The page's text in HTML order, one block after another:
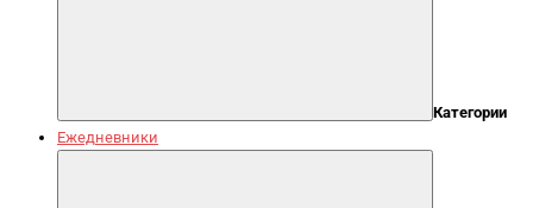
Категории
Ежедневники